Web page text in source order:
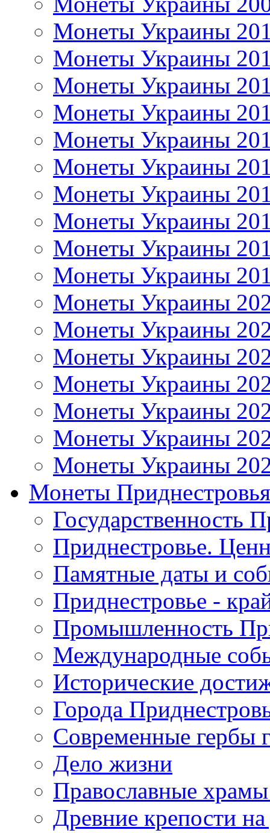
Монеты Украины
Монеты Украины
Монеты Украины
Монеты Украины
Монеты Украины
Монеты Украины
Монеты Украины
Монеты Украины
Монеты Украины
Монеты Украины
Монеты Украины
Монеты Украины
Монеты Украины
Монеты Украины
Монеты Украины
Монеты Украины
Монеты Украины
Монеты Приднестровья
Государственность
Приднестровье.
Памятные даты и
Приднестровье -
Промышленность
Международные
Исторические
Города
Современные гербы
Дело жизни
Православные
Древние крепости